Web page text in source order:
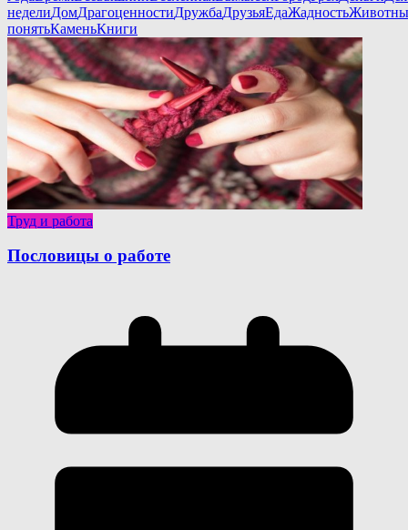
неделиДомДрагоценностиДружбаДрузьяЕдаЖадность
понятьКаменьКниги
Труд и работа
Пословицы о работе